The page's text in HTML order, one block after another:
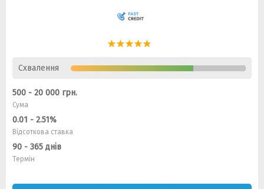
Схвалення
500 - 20 000 грн.
Сума
0.01 - 2.51%
Відсоткова ставка
90 - 365 днів
Термін